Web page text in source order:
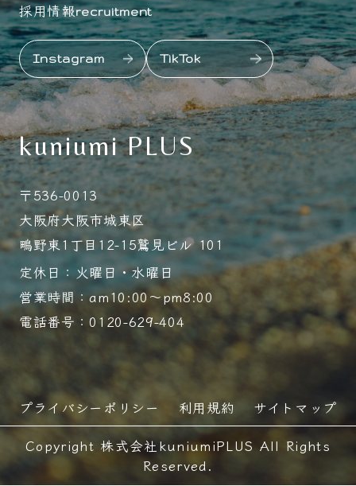
採用情報recruitment
Instagram TikTok
kuniumi PLUS
〒536-0013
大阪府大阪市城東区
鴫野東1丁目12-15鷲見ビル 101
定休日：火曜日・水曜日
営業時間：am10:00～pm8:00
電話番号：0120-629-404
プライバシーポリシー 利用規約
サイトマップ
Copyright 株式会社kuniumiPLUS All Rights
Reserved.